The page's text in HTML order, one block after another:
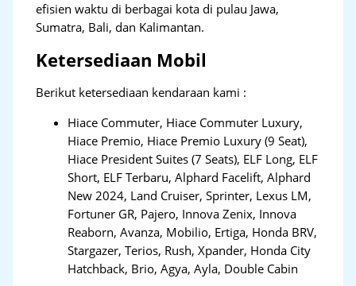
efisien waktu di berbagai kota di pulau Jawa,
Sumatra, Bali, dan Kalimantan.
Ketersediaan Mobil
Berikut ketersediaan kendaraan kami :
Hiace Commuter, Hiace Commuter Luxury,
Hiace Premio, Hiace Premio Luxury (9 Seat),
Hiace President Suites (7 Seats), ELF Long, ELF
Short, ELF Terbaru, Alphard Facelift, Alphard
New 2024, Land Cruiser, Sprinter, Lexus LM,
Fortuner GR, Pajero, Innova Zenix, Innova
Reaborn, Avanza, Mobilio, Ertiga, Honda BRV,
Stargazer, Terios, Rush, Xpander, Honda City
Hatchback, Brio, Agya, Ayla, Double Cabin